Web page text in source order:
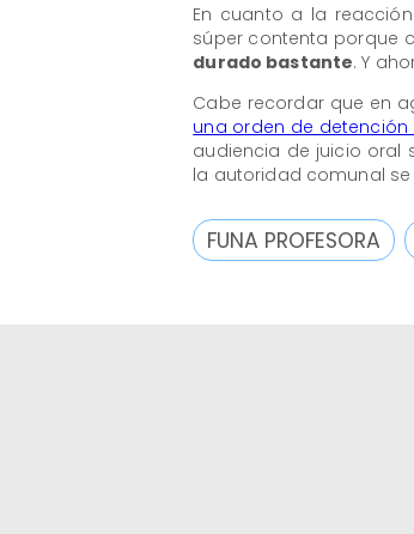
En cuanto a la
súper contenta porque
durado bastante. Y
Cabe recordar que en
una orden de
audiencia de juicio oral
la autoridad comunal
FUNA PROFESORA